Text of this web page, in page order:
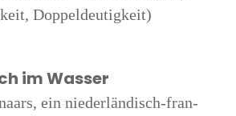
Dop­pel­deu­tig­keit)
im Was­ser
ein nie­der­län­disch-fran­